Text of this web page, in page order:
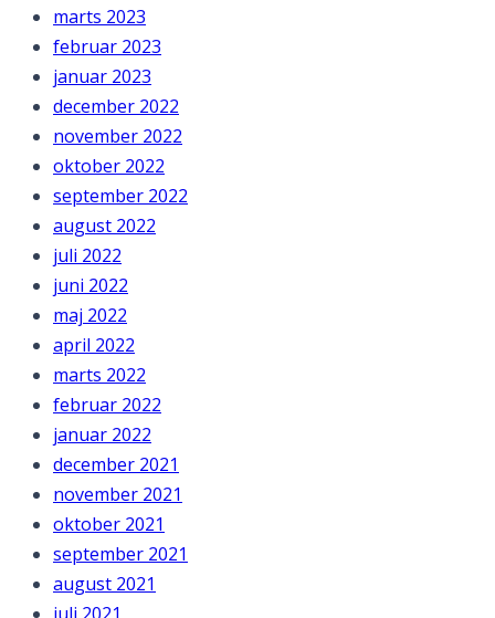
marts 2023
februar 2023
januar 2023
december 2022
november 2022
oktober 2022
september 2022
august 2022
juli 2022
juni 2022
maj 2022
april 2022
marts 2022
februar 2022
januar 2022
december 2021
november 2021
oktober 2021
september 2021
august 2021
juli 2021